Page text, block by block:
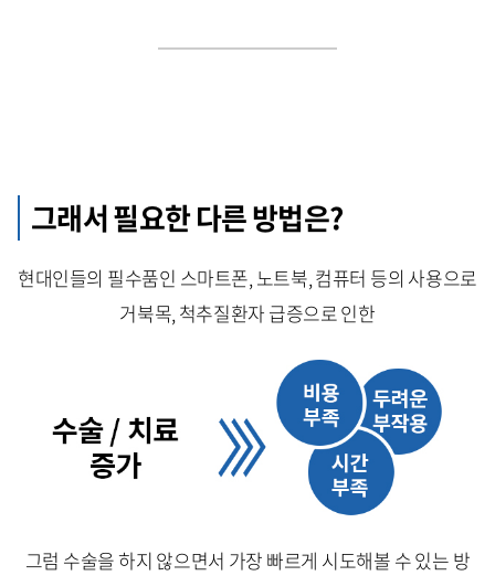
그래서 필요한 다른 방법은?
현대인들의 필수품인 스마트폰, 노트북, 컴퓨터 등의 사용으로
거북목, 척추질환자 급증으로 인한
그럼 수술을 하지 않으면서 가장 빠르게 시도해볼 수 있는 방